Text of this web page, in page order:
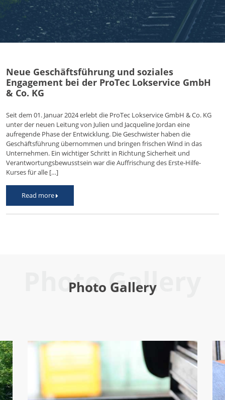
Neue Geschäftsführung und soziales
Engagement bei der ProTec Lokservice GmbH
& Co. KG
Seit dem 01. Januar 2024 erlebt die ProTec Lokservice GmbH & Co. KG
unter der neuen Leitung von Julien und Jacqueline Jordan eine
aufregende Phase der Entwicklung. Die Geschwister haben die
Geschäftsführung übernommen und bringen frischen Wind in das
Unternehmen. Ein wichtiger Schritt in Richtung Sicherheit und
Verantwortungsbewusstsein war die Auffrischung des Erste-Hilfe-
Kurses für alle […]
Read more
Photo Gallery
Photo Gallery